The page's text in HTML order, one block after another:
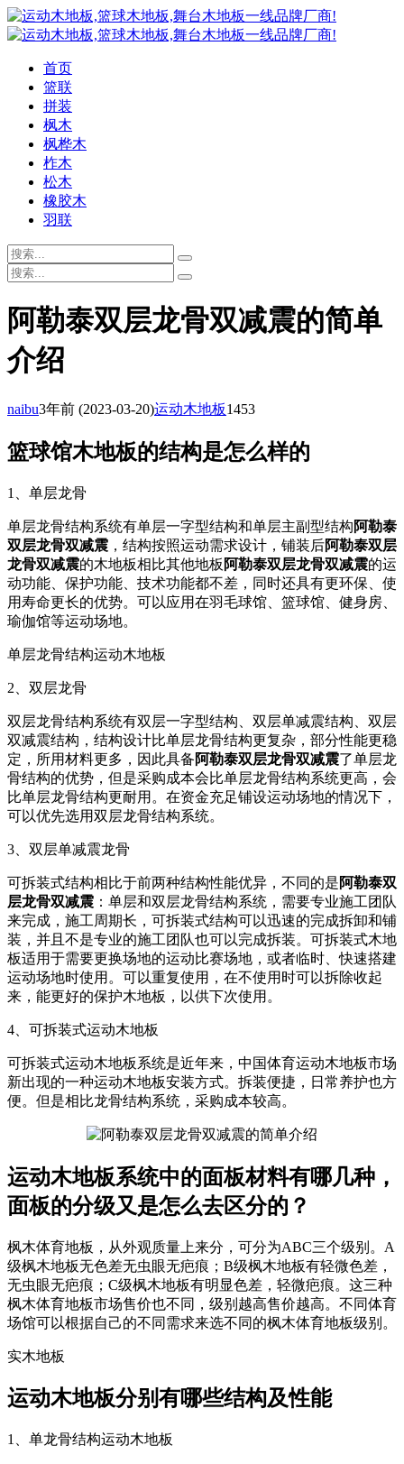
首页
篮联
拼装
枫木
枫桦木
柞木
松木
橡胶木
羽联
阿勒泰双层龙骨双减震的简单
介绍
naibu3年前 (2023-03-20)运动木地板1453
篮球馆木地板的结构是怎么样的
1、单层龙骨
单层龙骨结构系统有单层一字型结构和单层主副型结构阿勒泰
双层龙骨双减震 ，结构按照运动需求设计，铺装后阿勒泰双层
龙骨双减震的木地板相比其他地板 阿勒泰双层龙骨双减震的运
动功能、保护功能、技术功能都不差，同时还具有更环保、使
用寿命更长的优势。可以应用在羽毛球馆、篮球馆、健身房、
瑜伽馆等运动场地。
单层龙骨结构运动木地板
2、双层龙骨
双层龙骨结构系统有双层一字型结构、双层单减震结构、双层
双减震结构，结构设计比单层龙骨结构更复杂，部分性能更稳
定，所用材料更多，因此具备阿勒泰双层龙骨双减震了单层龙
骨结构的优势，但是采购成本会比单层龙骨结构系统更高，会
比单层龙骨结构更耐用。在资金充足铺设运动场地的情况下，
可以优先选用双层龙骨结构系统。
3、双层单减震龙骨
可拆装式结构相比于前两种结构性能优异，不同的是阿勒泰双
层龙骨双减震 ：单层和双层龙骨结构系统，需要专业施工团队
来完成，施工周期长，可拆装式结构可以迅速的完成拆卸和铺
装，并且不是专业的施工团队也可以完成拆装。可拆装式木地
板适用于需要更换场地的运动比赛场地，或者临时、快速搭建
运动场地时使用。可以重复使用，在不使用时可以拆除收起
来，能更好的保护木地板，以供下次使用。
4、可拆装式运动木地板
可拆装式运动木地板系统是近年来，中国体育运动木地板市场
新出现的一种运动木地板安装方式。拆装便捷，日常养护也方
便。但是相比龙骨结构系统，采购成本较高。
运动木地板系统中的面板材料有哪几种，
面板的分级又是怎么去区分的？
枫木体育地板，从外观质量上来分，可分为ABC三个级别。A
级枫木地板无色差无虫眼无疤痕；B级枫木地板有轻微色差，
无虫眼无疤痕；C级枫木地板有明显色差，轻微疤痕。这三种
枫木体育地板市场售价也不同，级别越高售价越高。不同体育
场馆可以根据自己的不同需求来选不同的枫木体育地板级别。
实木地板
运动木地板分别有哪些结构及性能
1、单龙骨结构运动木地板